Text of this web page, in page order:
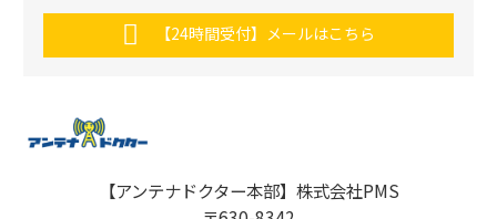
【24時間受付】メールはこちら
【アンテナドクター本部】株式会社PMS